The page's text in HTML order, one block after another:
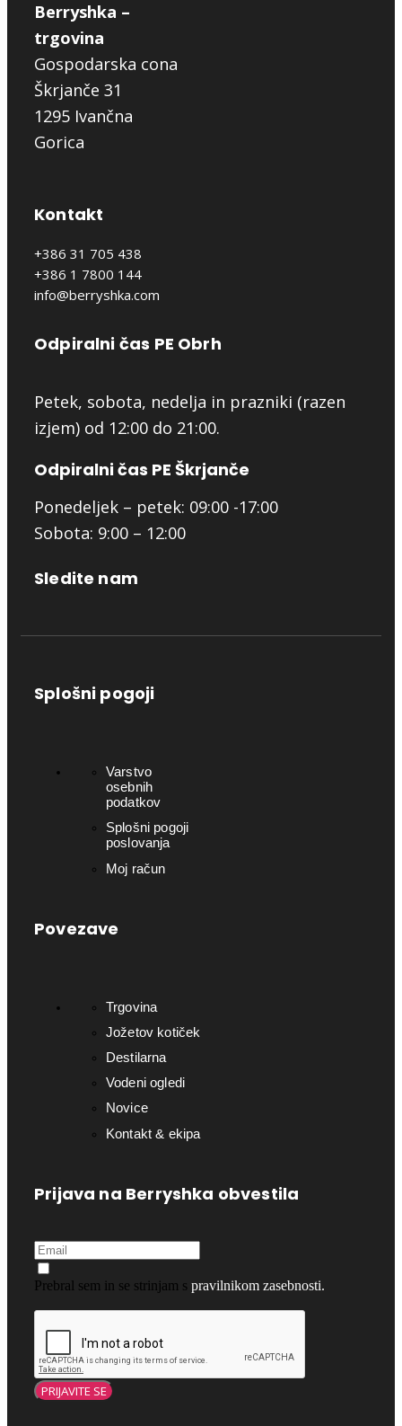
Berryshka –
trgovina
Gospodarska cona
Škrjanče 31
1295 Ivančna
Gorica
Kontakt
+386 31 705 438
+386 1 7800 144
info@berryshka.com
Odpiralni čas PE Obrh
Petek, sobota, nedelja in prazniki (razen
izjem) od 12:00 do 21:00.
Odpiralni čas PE Škrjanče
Ponedeljek – petek: 09:00 -17:00
Sobota: 9:00 – 12:00
Sledite nam
Splošni pogoji
Varstvo
osebnih
podatkov
Splošni pogoji
poslovanja
Moj račun
Povezave
Trgovina
Jožetov kotiček
Destilarna
Vodeni ogledi
Novice
Kontakt & ekipa
Prijava na Berryshka obvestila
Prebral sem in se strinjam s pravilnikom zasebnosti.
PRIJAVITE SE